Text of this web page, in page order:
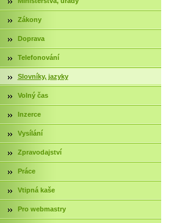
Zákony
Doprava
Telefonování
Slovníky, jazyky
Volný čas
Inzerce
Vysílání
Zpravodajství
Práce
Vtipná kaše
Pro webmastry